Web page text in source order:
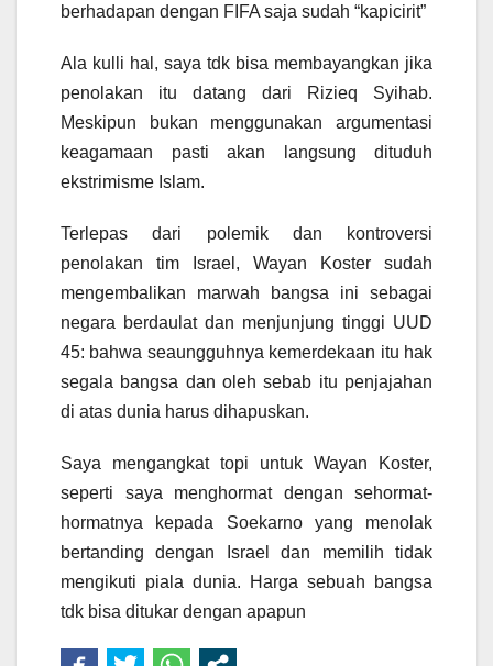
berhadapan dengan FIFA saja sudah “kapicirit”
Ala kulli hal, saya tdk bisa membayangkan jika
penolakan itu datang dari Rizieq Syihab.
Meskipun bukan menggunakan argumentasi
keagamaan pasti akan langsung dituduh
ekstrimisme Islam.
Terlepas dari polemik dan kontroversi
penolakan tim Israel, Wayan Koster sudah
mengembalikan marwah bangsa ini sebagai
negara berdaulat dan menjunjung tinggi UUD
45: bahwa seaungguhnya kemerdekaan itu hak
segala bangsa dan oleh sebab itu penjajahan
di atas dunia harus dihapuskan.
Saya mengangkat topi untuk Wayan Koster,
seperti saya menghormat dengan sehormat-
hormatnya kepada Soekarno yang menolak
bertanding dengan Israel dan memilih tidak
mengikuti piala dunia. Harga sebuah bangsa
tdk bisa ditukar dengan apapun